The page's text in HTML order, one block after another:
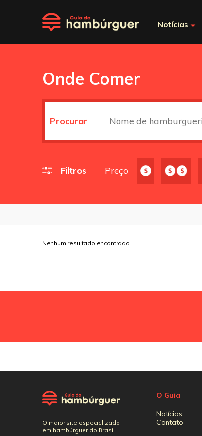
Notícias
Onde Comer
Procurar
Filtros Preço
Nenhum resultado encontrado.
O maior site especializado
em hambúrguer do Brasil
O Guia
Notícias
Contato